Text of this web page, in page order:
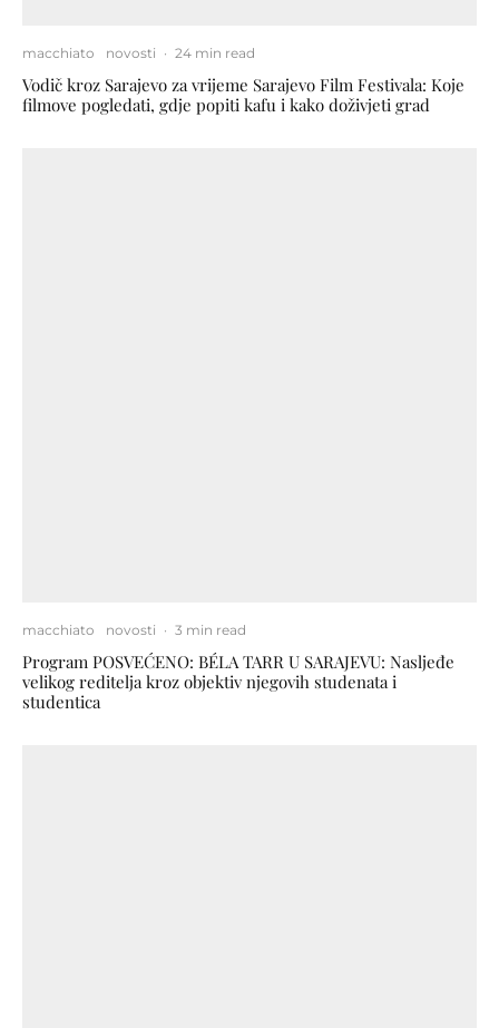
macchiato novosti · 24 min read
Vodič kroz Sarajevo za vrijeme Sarajevo Film Festivala: Koje
filmove pogledati, gdje popiti kafu i kako doživjeti grad
macchiato novosti · 3 min read
Program POSVEĆENO: BÉLA TARR U SARAJEVU: Nasljeđe
velikog reditelja kroz objektiv njegovih studenata i
studentica